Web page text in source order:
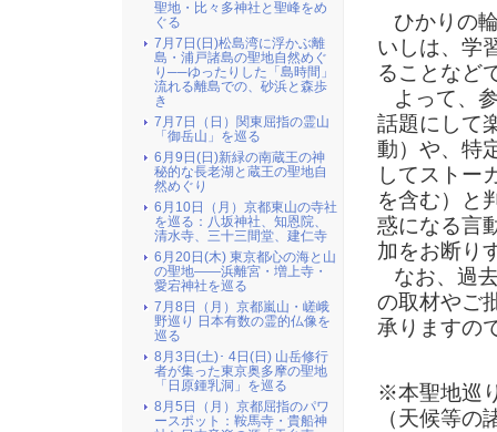
ひかりの
いしは、学
ることなど
よって、
話題にして
動）や、特
してストー
を含む）と
惑になる言
加をお断り
なお、過
の取材やご
承りますの
※本聖地巡
（天候等
聖地・比々多神社と聖峰をめ
ぐる
7月7日(日)松島湾に浮かぶ離
島・浦戸諸島の聖地自然めぐ
り──ゆったりした「島時間」
流れる離島での、砂浜と森歩
き
7月7日（日）関東屈指の霊山
「御岳山」を巡る
6月9日(日)新緑の南蔵王の神
秘的な長老湖と蔵王の聖地自
然めぐり
6月10日（月）京都東山の寺社
を巡る：八坂神社、知恩院、
清水寺、三十三間堂、建仁寺
6月20日(木) 東京都心の海と山
の聖地――浜離宮・増上寺・
愛宕神社を巡る
7月8日（月）京都嵐山・嵯峨
野巡り 日本有数の霊的仏像を
巡る
8月3日(土)･ 4日(日) 山岳修行
者が集った東京奥多摩の聖地
「日原鍾乳洞」を巡る
8月5日（月）京都屈指のパワ
ースポット：鞍馬寺・貴船神